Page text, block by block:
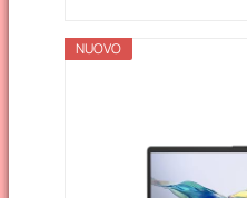
NUOVO